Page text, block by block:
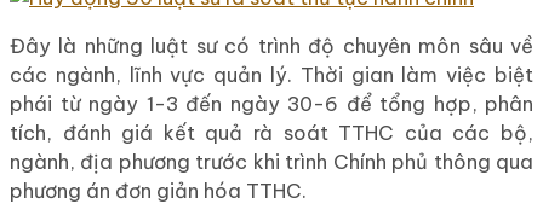
Đây là những luật sư có trình độ chuyên môn sâu về
các ngành, lĩnh vực quản lý. Thời gian làm việc biệt
phái từ ngày 1-3 đến ngày 30-6 để tổng hợp, phân
tích, đánh giá kết quả rà soát TTHC của các bộ,
ngành, địa phương trước khi trình Chính phủ thông qua
phương án đơn giản hóa TTHC.